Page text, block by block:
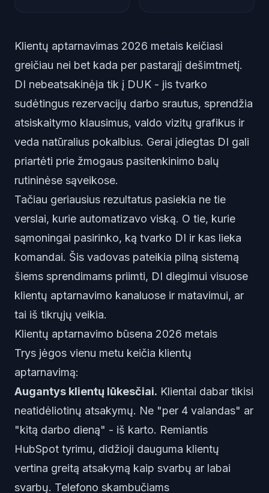
Klientų aptarnavimas 2026 metais keičiasi
greičiau nei bet kada per pastarąjį dešimtmetį.
DI nebeatsakinėja tik į DUK - jis tvarko
sudėtingus rezervacijų darbo srautus, sprendžia
atsiskaitymo klausimus, valdo vizitų grafikus ir
veda natūralius pokalbius. Gerai įdiegtas DI gali
priartėti prie žmogaus pasitenkinimo balų
rutininėse sąveikose.
Tačiau geriausius rezultatus pasiekia ne tie
verslai, kurie automatizavo viską. O tie, kurie
sąmoningai pasirinko, ką tvarko DI ir kas lieka
komandai. Šis vadovas pateikia pilną sistemą
šiems sprendimams priimti, DI diegimui visuose
klientų aptarnavimo kanaluose ir matavimui, ar
tai iš tikrųjų veikia.
Klientų aptarnavimo būsena 2026 metais
Trys jėgos vienu metu keičia klientų
aptarnavimą:
Augantys klientų lūkesčiai. Klientai dabar tikisi
neatidėliotinų atsakymų. Ne "per 4 valandas" ar
"kitą darbo dieną" - iš karto. Remiantis
HubSpot tyrimu, didžioji dauguma klientų
vertina greitą atsakymą kaip svarbų ar labai
svarbų. Telefono skambučiams